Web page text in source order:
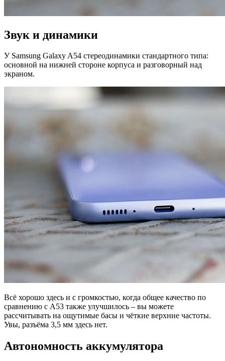
Звук и динамики
У Samsung Galaxy A54 стереодинамики стандартного типа:
основной на нижней стороне корпуса и разговорный над
экраном.
Всё хорошо здесь и с громкостью, когда общее качество по
сравнению с A53 также улучшилось – вы можете
рассчитывать на ощутимые басы и чёткие верхние частоты.
Увы, разъёма 3,5 мм здесь нет.
Автономность аккумулятора